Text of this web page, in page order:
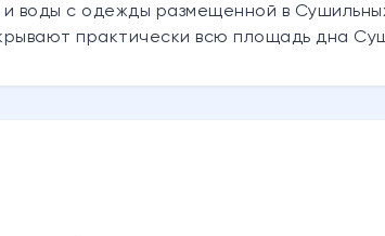
и воды с одежды размещенной в
практически всю площадь дна